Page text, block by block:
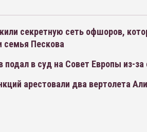
секретную сеть офшоров,
семья Пескова
в суд на Совет Европы из-за
арестовали два вертолета